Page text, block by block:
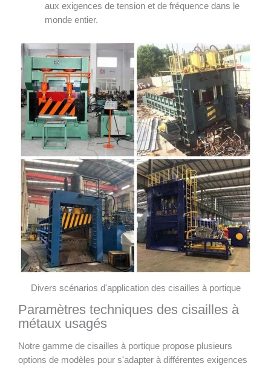
aux exigences de tension et de fréquence dans le
monde entier.
Divers scénarios d'application des cisailles à portique
Paramètres techniques des cisailles à
métaux usagés
Notre gamme de cisailles à portique propose plusieurs
options de modèles pour s'adapter à différentes exigences